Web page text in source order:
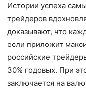
Истории успеха
трейдеров
доказывают, что
если приложит
российские
30% годовых. При
заключается на